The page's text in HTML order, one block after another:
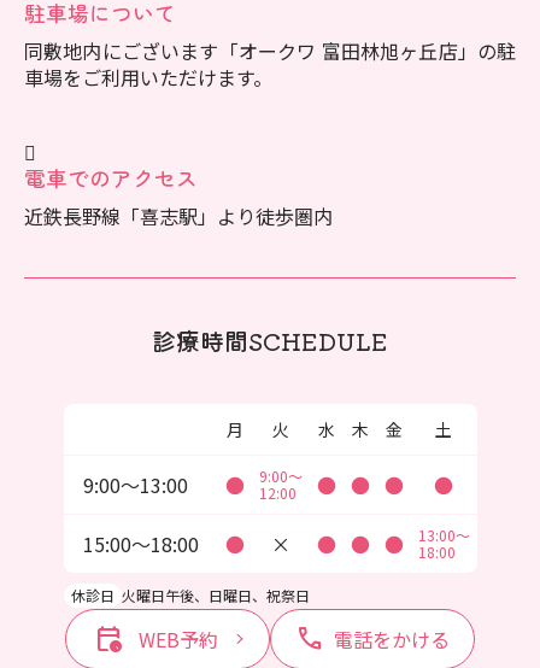
駐車場について
同敷地内にございます「オークワ 富田林旭ヶ丘店」の駐
車場をご利用いただけます。
電車でのアクセス
近鉄長野線「喜志駅」より徒歩圏内
診療時間SCHEDULE
月 火 水 木 金 土
9:00〜13:00 ●
9:00～
12:00
● ● ● ●
15:00〜18:00 ● × ● ● ●
13:00～
18:00
休診日 火曜日午後、日曜日、祝祭日
calendar_clock WEB予約 call 電話をかける